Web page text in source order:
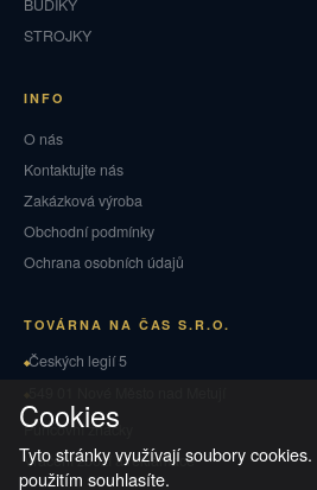
BUDÍKY
STROJKY
INFO
O nás
Kontaktujte nás
Zakázková výroba
Obchodní podmínky
Ochrana osobních údajů
TOVÁRNA NA ČAS S.R.O.
Českých legií 5
Puncovní značky
Vrácení zboží a reklamace
Cookies
Tyto stránky využívají soubory
použitím souhlasíte.